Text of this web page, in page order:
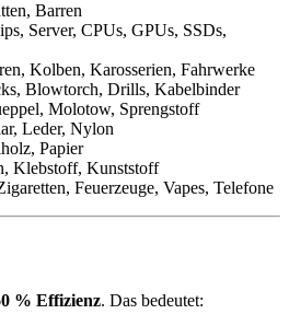
Barren
Server, CPUs, GPUs, SSDs,
Kolben, Karosserien, Fahrwerke
Blowtorch, Drills, Kabelbinder
Molotow, Sprengstoff
Leder, Nylon
Papier
Klebstoff, Kunststoff
Feuerzeuge, Vapes, Telefone
% Effizienz. Das bedeutet: